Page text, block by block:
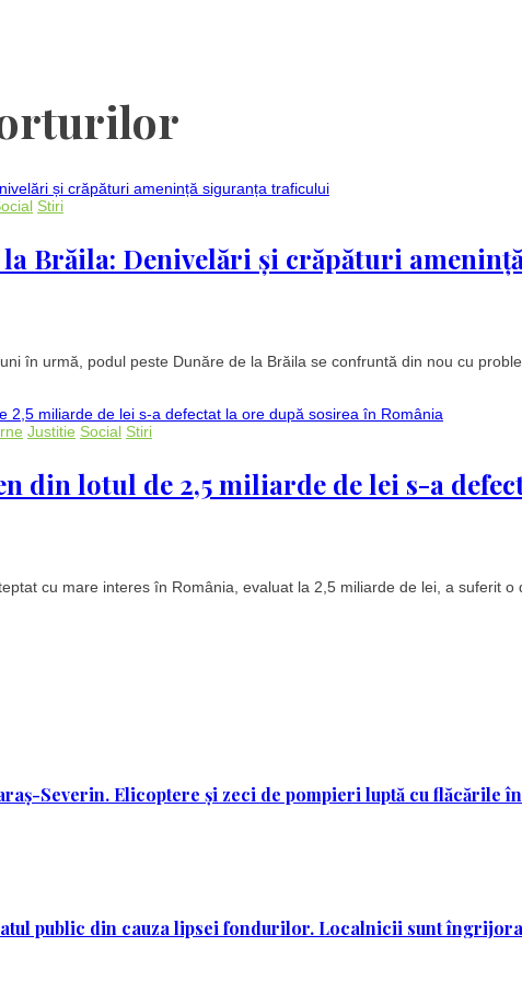
Stiri
Brăila: Denivelări și crăpături
în urmă, podul peste Dunăre de la Brăila se confruntă din nou cu
Justitie Social Stiri
din lotul de 2,5 miliarde de lei s-a
cu mare interes în România, evaluat la 2,5 miliarde de lei, a suferit o
Severin. Elicoptere și zeci de pompieri luptă cu flăcările
public din cauza lipsei fondurilor. Localnicii sunt